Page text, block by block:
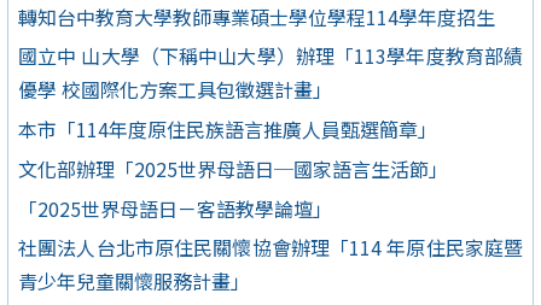
轉知台中教育大學教師專業碩士學位學程114學年度招生
國立中 山大學（下稱中山大學）辦理「113學年度教育部績
優學 校國際化方案工具包徵選計畫」
本市「114年度原住民族語言推廣人員甄選簡章」
文化部辦理「2025世界母語日─國家語言生活節」
「2025世界母語日－客語教學論壇」
社團法人台北市原住民關懷協會辦理「114 年原住民家庭暨
青少年兒童關懷服務計畫」